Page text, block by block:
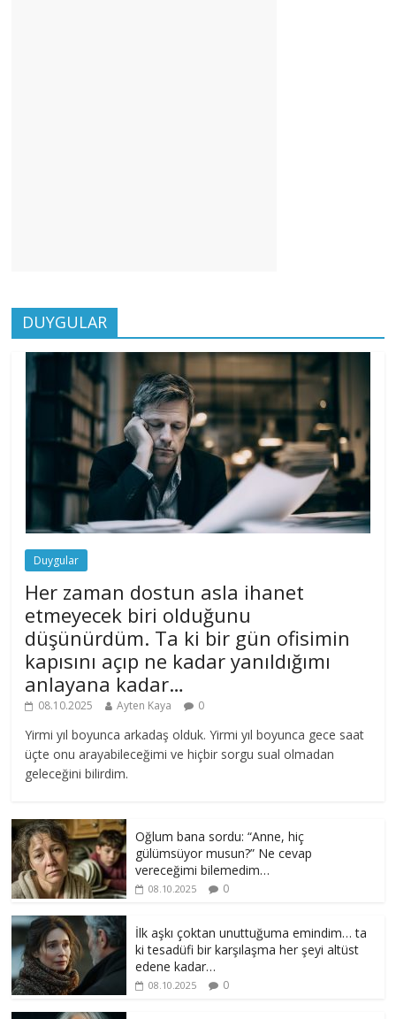
DUYGULAR
Duygular
Her zaman dostun asla ihanet
etmeyecek biri olduğunu
düşünürdüm. Ta ki bir gün ofisimin
kapısını açıp ne kadar yanıldığımı
anlayana kadar…
08.10.2025 Ayten Kaya 0
Yirmi yıl boyunca arkadaş olduk. Yirmi yıl boyunca gece saat
üçte onu arayabileceğimi ve hiçbir sorgu sual olmadan
geleceğini bilirdim.
Oğlum bana sordu: “Anne, hiç
gülümsüyor musun?” Ne cevap
vereceğimi bilemedim…
08.10.2025 0
İlk aşkı çoktan unuttuğuma emindim… ta
ki tesadüfi bir karşılaşma her şeyi altüst
edene kadar…
08.10.2025 0